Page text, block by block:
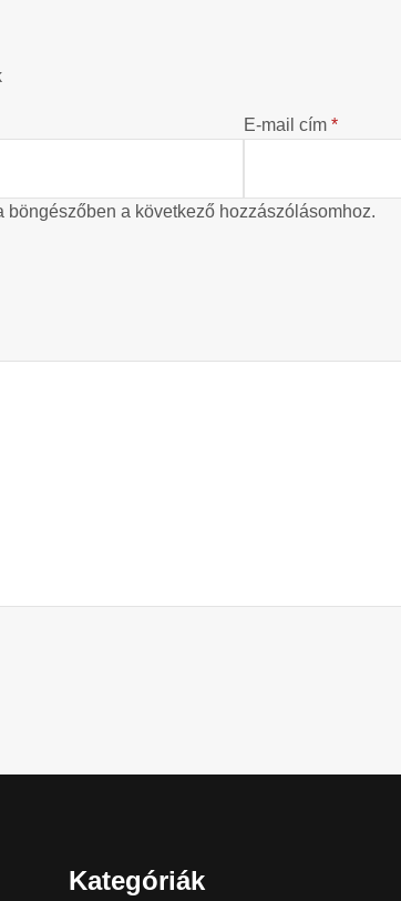
E-mail cím *
böngészőben a következő hozzászólásomhoz.
Kategóriák